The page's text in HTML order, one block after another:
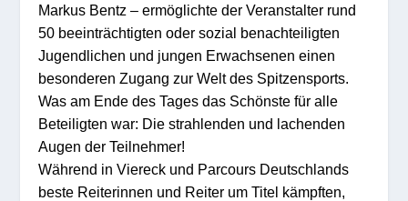
Markus Bentz – ermöglichte der Veranstalter rund
50 beeinträchtigten oder sozial benachteiligten
Jugendlichen und jungen Erwachsenen einen
besonderen Zugang zur Welt des Spitzensports.
Was am Ende des Tages das Schönste für alle
Beteiligten war: Die strahlenden und lachenden
Augen der Teilnehmer!
Während in Viereck und Parcours Deutschlands
beste Reiterinnen und Reiter um Titel kämpften,